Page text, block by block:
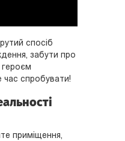
спосіб
забути про
героєм
час спробувати!
приміщення,